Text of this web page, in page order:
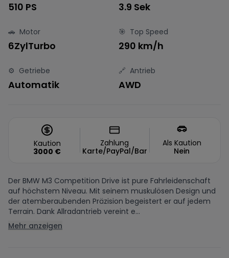
510 PS 3.9 Sek
🚗 Motor
6ZylTurbo
🎯 Top Speed
290 km/h
⚙️ Getriebe
Automatik
🔗 Antrieb
AWD
Kaution
3000 €
Zahlung
Karte/PayPal/Bar
Als Kaution
Nein
Der BMW M3 Competition Drive ist pure Fahrleidenschaft
auf höchstem Niveau. Mit seinem muskulösen Design und
der atemberaubenden Präzision begeistert er auf jedem
Terrain. Dank Allradantrieb vereint e...
Mehr anzeigen